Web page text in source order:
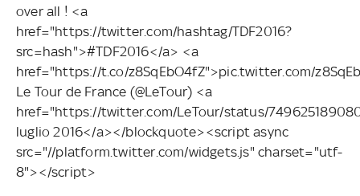
over all ! <a
href="https://twitter.com/hashtag/TDF2016?
src=hash">#TDF2016</a> <a
href="https://t.co/z8SqEbO4fZ">pic.twitter.com/
Le Tour de France (@LeTour) <a
href="https://twitter.com/LeTour/status/
luglio 2016</a></blockquote><script async
src="//platform.twitter.com/widgets.js" charset="utf-
8"></script>